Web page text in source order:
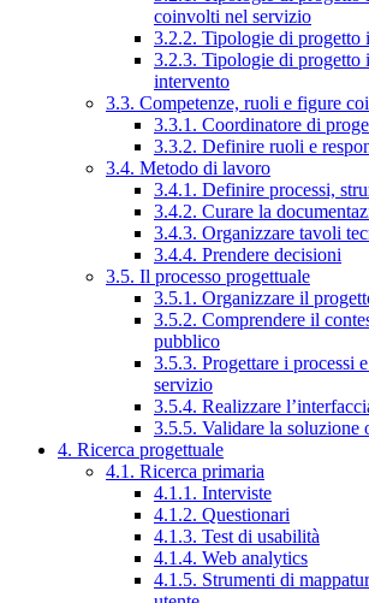
coinvolti nel servizio
3.2.2. Tipologie di progetto
3.2.3. Tipologie di progetto
intervento
3.3. Competenze, ruoli e figure
3.3.1. Coordinatore di
3.3.2. Definire ruoli e
3.4. Metodo di lavoro
3.4.1. Definire processi,
3.4.2. Curare la
3.4.3. Organizzare tavoli
3.4.4. Prendere decisioni
3.5. Il processo progettuale
3.5.1. Organizzare il
3.5.2. Comprendere il
pubblico
3.5.3. Progettare i processi
servizio
3.5.4. Realizzare
3.5.5. Validare la soluzione
4. Ricerca progettuale
4.1. Ricerca primaria
4.1.1. Interviste
4.1.2. Questionari
4.1.3. Test di usabilità
4.1.4. Web analytics
4.1.5. Strumenti di